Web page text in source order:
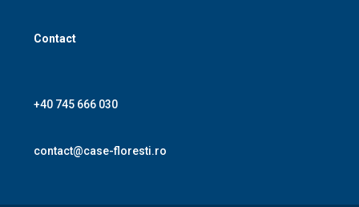
Contact
+40 745 666 030
contact@case-floresti.ro